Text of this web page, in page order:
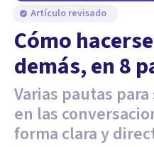
Artículo revisado
Cómo
demás, en 8
Varias pautas
en las
forma clara y